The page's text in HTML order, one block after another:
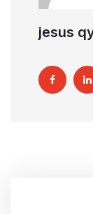
jesus